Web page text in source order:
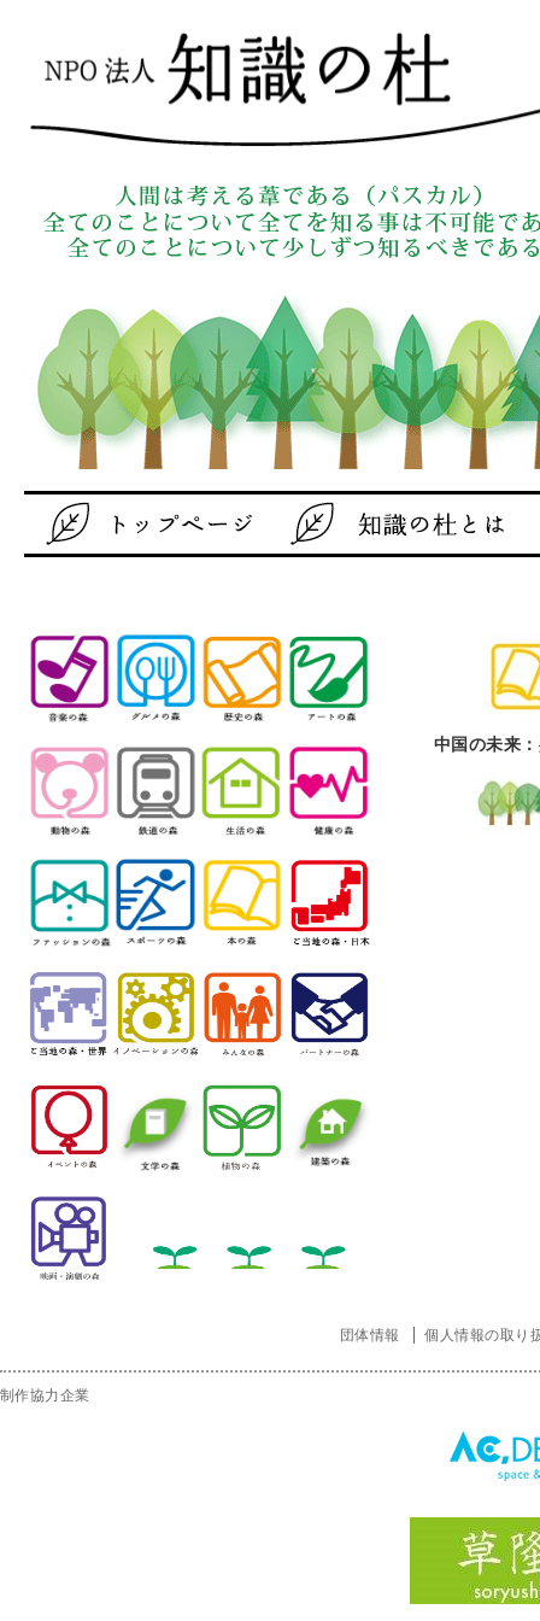
中国の未来
団体情報 個人情報の取り
制作協力企業